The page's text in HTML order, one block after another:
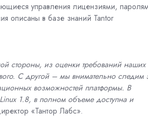
управления лицензиями,
описаны в базе знаний Tantor
стороны, из оценки требований наших
С другой – мы внимательно следим
возможностей платформы. В
1.8, в полном объеме доступна и
«Тантор Лабс».